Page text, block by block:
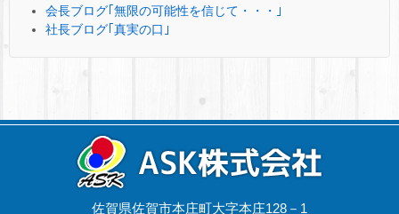
会長ブログ｢無限の可能性を信じて・・・｣
社長ブログ｢真実の口｣
佐賀県佐賀市本庄町大字本庄128－1